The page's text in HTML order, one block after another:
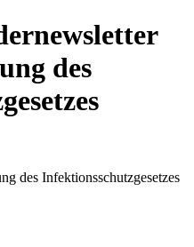
des
des Infektionsschutzgesetzes